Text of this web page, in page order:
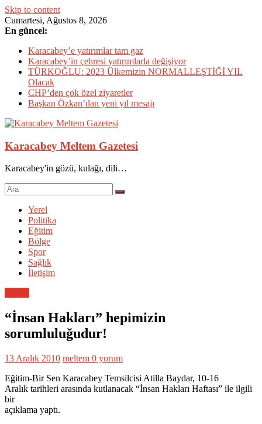
Skip to content
Cumartesi, Ağustos 8, 2026
En güncel:
Karacabey’e yatırımlar tam gaz
Karacabey’in çehresi yatırımlarla değişiyor
TÜRKOĞLU: 2023 Ülkemizin NORMALLEŞTİĞİ YIL
Olacak
CHP’den çok özel ziyaretler
Başkan Özkan’dan yeni yıl mesajı
Karacabey Meltem Gazetesi
Karacabey'in gözü, kulağı, dili…
Yerel
Politika
Eğitim
Bölge
Spor
Sağlık
İletişim
“İnsan Hakları” hepimizin
sorumluluğudur!
13 Aralık 2010 meltem 0 yorum
Eğitim-Bir Sen Karacabey Temsilcisi Atilla Baydar, 10-16
Aralık tarihleri arasında kutlanacak “İnsan Hakları Haftası” ile ilgili
bir
açıklama yaptı.